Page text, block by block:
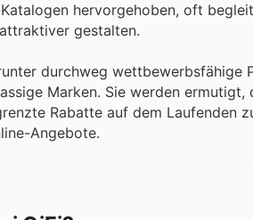
hervorgehoben, oft
gestalten.
durchweg wettbewerbsfähige
Marken. Sie werden ermutigt,
Rabatte auf dem Laufenden
Angebote.